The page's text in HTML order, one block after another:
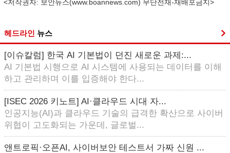
<저작권자: 보안뉴스(www.boannews.com) 무단전재-재배포금지>
헤드라인 뉴스
[이슈칼럼] 한국 AI 기본법이 던진 새로운 과제:...
AI 기본법 시행으로 AI 시스템에 사용되는 데이터를 이해
하고 관리하며 이를 입증해야 한다...
[ISEC 2026 키노트] AI·클라우드 시대 자...
인공지능(AI)과 클라우드 기술의 급격한 확산으로 사이버
위협이 고도화되는 가운데, 글로벌...
앤트로픽·오픈AI, 사이버보안 테스트서 가짜 신원 ...